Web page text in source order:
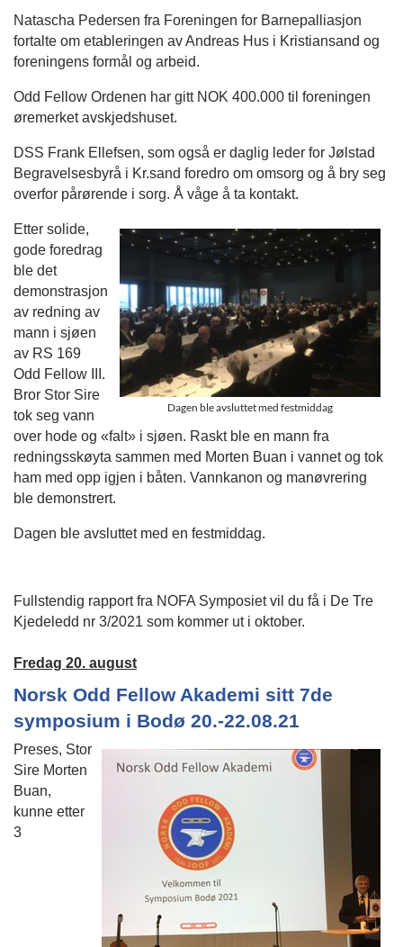
Natascha Pedersen fra Foreningen for Barnepalliasjon
fortalte om etableringen av Andreas Hus i Kristiansand og
foreningens formål og arbeid.
Odd Fellow Ordenen har gitt NOK 400.000 til foreningen
øremerket avskjedshuset.
DSS Frank Ellefsen, som også er daglig leder for Jølstad
Begravelsesbyrå i Kr.sand foredro om omsorg og å bry seg
overfor pårørende i sorg. Å våge å ta kontakt.
Dagen ble avsluttet med festmiddag
Etter solide,
gode foredrag
ble det
demonstrasjon
av redning av
mann i sjøen
av RS 169
Odd Fellow III.
Bror Stor Sire
tok seg vann
over hode og «falt» i sjøen. Raskt ble en mann fra
redningsskøyta sammen med Morten Buan i vannet og tok
ham med opp igjen i båten. Vannkanon og manøvrering
ble demonstrert.
Dagen ble avsluttet med en festmiddag.
Fullstendig rapport fra NOFA Symposiet vil du få i De Tre
Kjedeledd nr 3/2021 som kommer ut i oktober.
Fredag 20. august
Norsk Odd Fellow Akademi sitt 7de
symposium i Bodø 20.-22.08.21
Preses, Stor
Sire Morten
Buan,
kunne etter
3